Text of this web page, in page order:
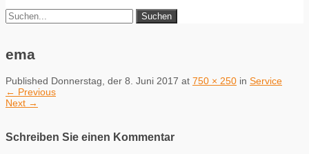
ema
Published Donnerstag, der 8. Juni 2017 at 750 × 250 in Service
← Previous
Next →
Schreiben Sie einen Kommentar